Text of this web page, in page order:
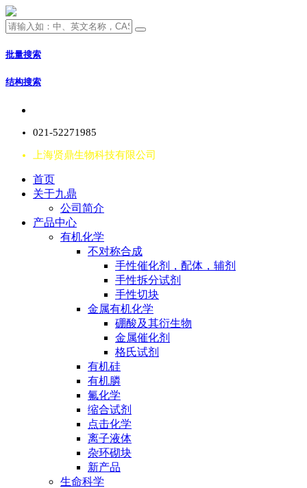
批量搜索
结构搜索
021-52271985
上海贤鼎生物科技有限公司
首页
关于九鼎
公司简介
产品中心
有机化学
不对称合成
手性催化剂，配体，辅剂
手性拆分试剂
手性切块
金属有机化学
硼酸及其衍生物
金属催化剂
格氏试剂
有机硅
有机膦
氟化学
缩合试剂
点击化学
离子液体
杂环砌块
新产品
生命科学